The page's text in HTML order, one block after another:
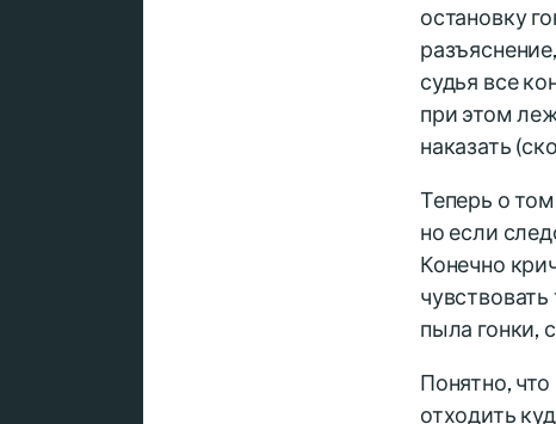
остановку
судья все
при этом
наказать
Теперь о
но если
Конечно
пыла гонки,
Понятно,
отходить